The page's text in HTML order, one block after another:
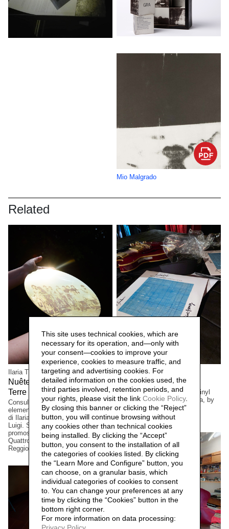
Mio Malgrado
Related
Ilaria Turba
Nuêter – Costellazioni nelle
Terre Matildiche, 2025
Consulenza e realizzazione
elementi installazione. Un progetto
di Ilaria Turba, a cura di Daniele De
Luigi. Sconfinamenti #2 Progetto
promosso dai Comuni di Albinea,
Quattro Castella e Canossa,
Reggio Emilia, Italia.
Mascia Manunza
Camera Chiara, 2025
Limited edition. Suite for a vinyl
and cd cover, Camera Lucida, by
musician/composer David
Occhipinti, Toronto, Canada
This site uses technical cookies, which are
necessary for its operation, and—only with
your consent—cookies to improve your
experience, cookies to measure traffic, and
targeting and advertising cookies. For
detailed information on the cookies used, the
third parties involved, retention periods, and
your rights, please visit the link Cookie Policy.
By closing this banner or clicking the “Reject”
button, you will continue browsing without
any cookies other than technical cookies
being installed. By clicking the “Accept”
button, you consent to the installation of all
the categories of cookies listed. By clicking
the “Learn More and Configure” button, you
can choose, on a granular basis, which
individual categories of cookies to consent
to. You can change your preferences at any
time by clicking the “Cookies” button in the
bottom right corner.
For more information on data processing: